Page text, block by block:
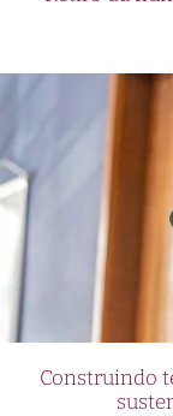
Construindo